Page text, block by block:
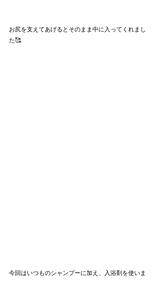
お尻を支えてあげるとそのまま中に入ってくれまし
た🥰
今回はいつものシャンプーに加え、入浴剤を使いま